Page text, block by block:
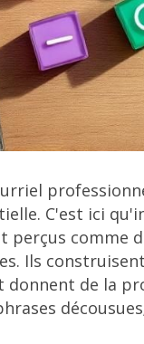
C'est ici
perçus comme
Ils
de la